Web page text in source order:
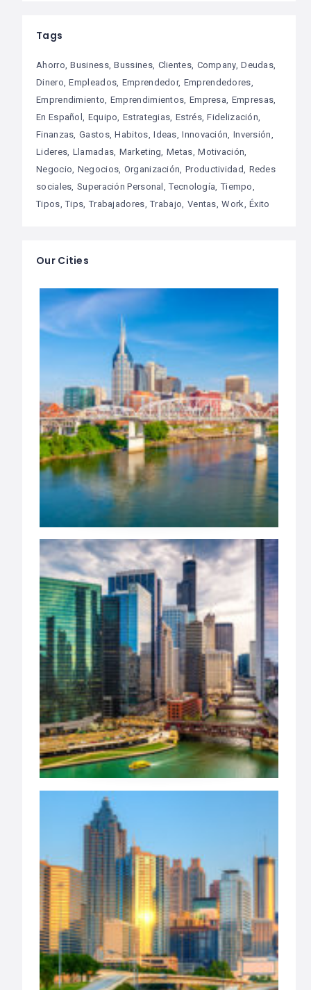
Tags
Ahorro Business Bussines Clientes Company Deudas
Dinero Empleados Emprendedor Emprendedores
Emprendimiento Emprendimientos Empresa Empresas
En Español Equipo Estrategias Estrés Fidelización
Finanzas Gastos Habitos Ideas Innovación Inversión
Lideres Llamadas Marketing Metas Motivación
Negocio Negocios Organización Productividad Redes
sociales Superación Personal Tecnología Tiempo
Tipos Tips Trabajadores Trabajo Ventas Work Éxito
Our Cities